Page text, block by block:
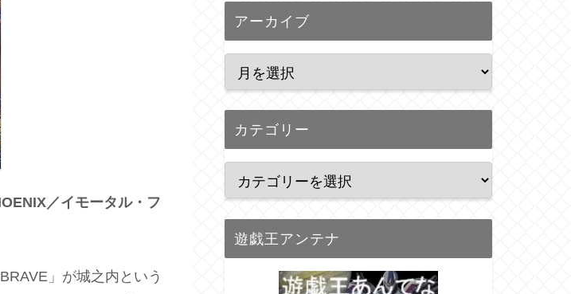
／イモータル・フ
」が城之内という
アーカイブ
カテゴリー
遊戯王アンテナ